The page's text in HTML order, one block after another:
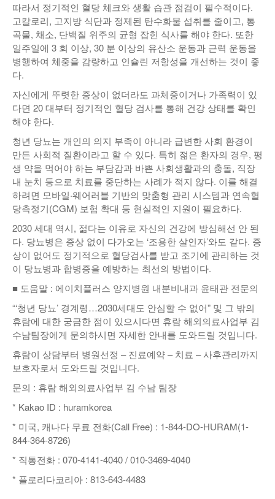
따라서 정기적인 혈당 체크와 생활 습관 점검이 필수적이다.
고칼로리, 고지방 식단과 정제된 탄수화물 섭취를 줄이고, 통
곡물, 채소, 단백질 위주의 균형 잡힌 식사를 해야 한다. 또한
일주일에 3 회 이상, 30 분 이상의 유산소 운동과 근력 운동을
병행하여 체중을 감량하고 인슐린 저항성을 개선하는 것이 좋
다.
자신에게 뚜렷한 증상이 없더라도 과체중이거나 가족력이 있
다면 20 대부터 정기적인 혈당 검사를 통해 건강 상태를 확인
해야 한다.
청년 당뇨는 개인의 의지 부족이 아니라 급변한 사회 환경이
만든 사회적 질환이라고 할 수 있다. 특히 젊은 환자의 경우, 평
생 약을 먹어야 하는 부담감과 바쁜 사회생활과의 충돌, 직장
내 눈치 등으로 치료를 중단하는 사례가 적지 않다. 이를 해결
하려면 모바일·웨어러블 기반의 맞춤형 관리 시스템과 연속혈
당측정기(CGM) 보험 확대 등 현실적인 지원이 필요하다.
2030 세대 역시, 젊다는 이유로 자신의 건강에 방심해선 안 된
다. 당뇨병은 증상 없이 다가오는 ‘조용한 살인자’와도 같다. 증
상이 없어도 정기적으로 혈당검사를 받고 조기에 관리하는 것
이 당뇨병과 합병증을 예방하는 최선의 방법이다.
■ 도움말 : 에이치플러스 양지병원 내분비내과 윤태관 전문의
“‘청년 당뇨’ 경계령…2030세대도 안심할 수 없어” 및 그 밖의
휴람에 대한 궁금한 점이 있으시다면 휴람 해외의료사업부 김
수남팀장에게 문의하시면 자세한 안내를 도와드릴 것입니다.
휴람이 상담부터 병원선정 – 진료예약 – 치료 – 사후관리까지
보호자로서 도와드릴 것입니다.
문의 : 휴람 해외의료사업부 김 수남 팀장
* Kakao ID : huramkorea
* 미국, 캐나다 무료 전화(Call Free) : 1-844-DO-HURAM(1-
844-364-8726)
* 직통전화 : 070-4141-4040 / 010-3469-4040
* 플로리다코리아 : 813-643-4483